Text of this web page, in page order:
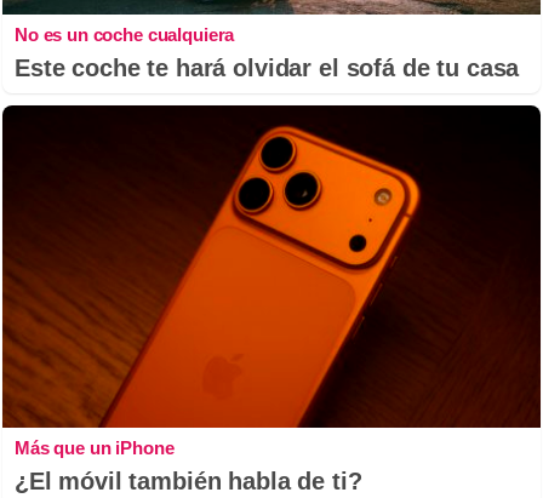
No es un coche cualquiera
Este coche te hará olvidar el sofá de tu casa
Más que un iPhone
¿El móvil también habla de ti?